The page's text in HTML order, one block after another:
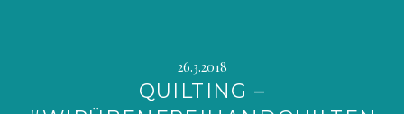
26.3.2018
QUILTING –